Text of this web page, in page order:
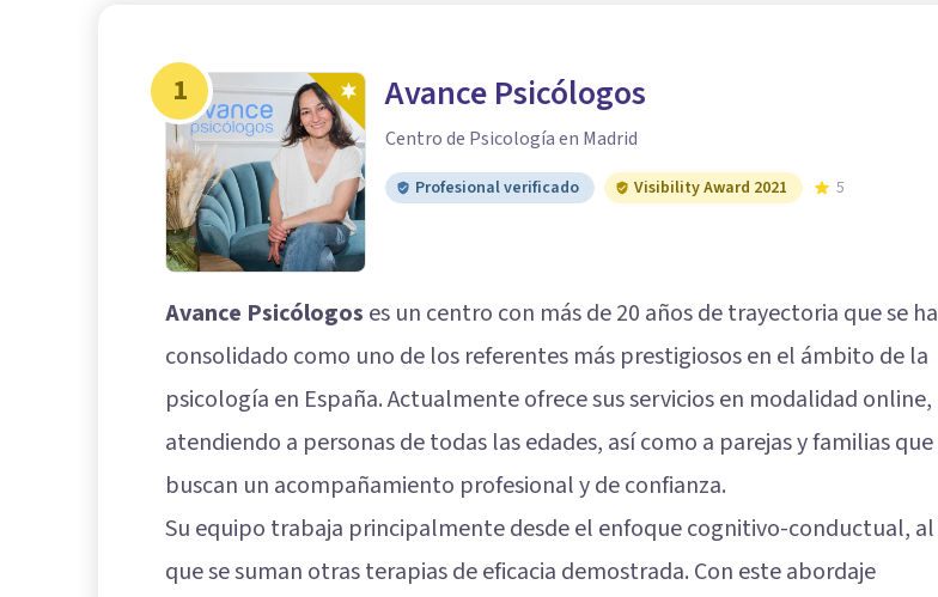
1 Avance Psicólogos
Centro de Psicología en Madrid
Profesional verificado Visibility Award 2021 5
Avance Psicólogos es un centro con más de 20 años de trayectoria que se ha
consolidado como uno de los referentes más prestigiosos en el ámbito de la
psicología en España. Actualmente ofrece sus servicios en modalidad online,
atendiendo a personas de todas las edades, así como a parejas y familias que
buscan un acompañamiento profesional y de confianza.
Su equipo trabaja principalmente desde el enfoque cognitivo-conductual, al
que se suman otras terapias de eficacia demostrada. Con este abordaje